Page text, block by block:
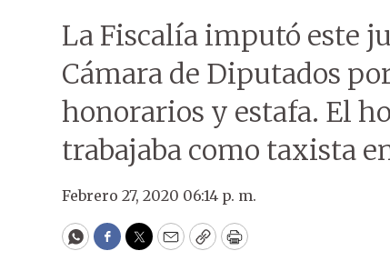
La Fiscalía imputó este
Cámara de Diputados
honorarios y estafa. El
trabajaba como taxista
Febrero 27, 2020 06:14 p. m.
WhatsApp
Facebook
Twitter
EmailCopyPrint